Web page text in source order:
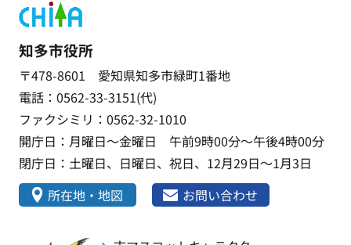
知多市役所
〒478-8601 愛知県知多市緑町1番地
電話：0562-33-3151(代)
ファクシミリ：0562-32-1010
開庁日：月曜日～金曜日 午前9時00分～午後4時00分
閉庁日：土曜日、日曜日、祝日、12月29日～1月3日
所在地・地図
お問い合わせ